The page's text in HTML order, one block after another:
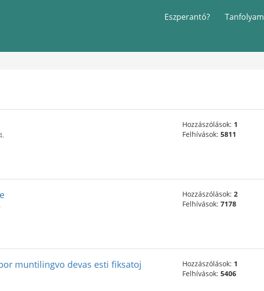
Eszperantó? Tanfolyam
Hozzászólások: 1
Felhívások: 5811
Hozzászólások: 2
Felhívások: 7178
muntilingvo devas esti fiksatoj Hozzászólások: 1
Felhívások: 5406